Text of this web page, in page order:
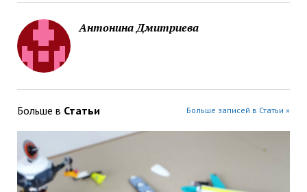
Антонина Дмитриева
Больше в Статьи Больше записей в Статьи »